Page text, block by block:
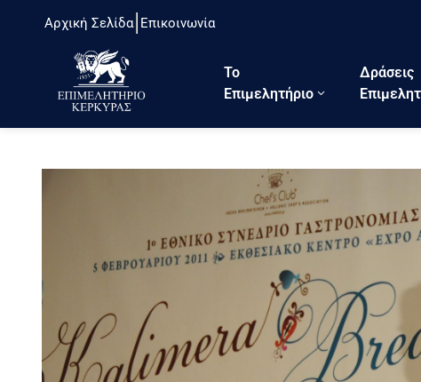
Αρχική Σελίδα Επικοινωνία
Το
Eπιμελητήριο
Δράσεις